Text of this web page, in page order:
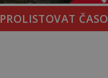
PROLISTOVAT